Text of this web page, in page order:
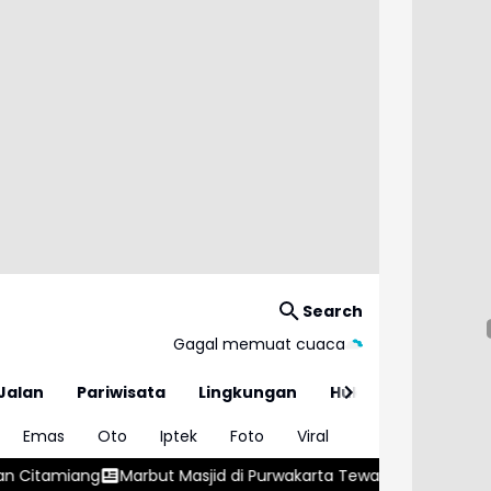
Search
Gagal memuat cuaca
Pariwisata Lingkungan
Hukum
Emas Oto Iptek Foto
Viral
di Purwakarta Tewas Diserang Tetangga Saat Hendak